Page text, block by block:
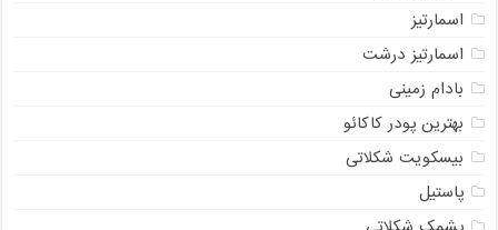
اسمارتیز
اسمارتیز درشت
بادام زمینی
بهترین پودر کاکائو
بیسکویت شکلاتی
پاستیل